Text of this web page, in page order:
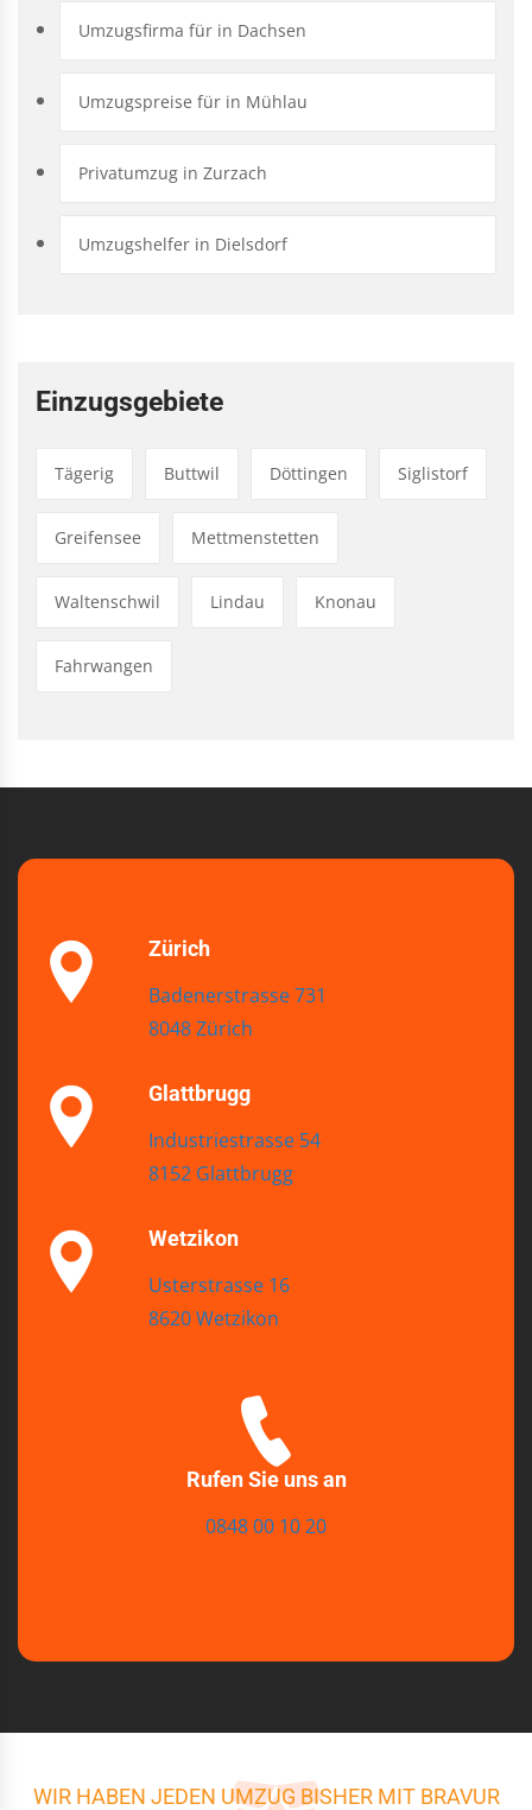
Umzugsfirma für in Dachsen
Umzugspreise für in Mühlau
Privatumzug in Zurzach
Umzugshelfer in Dielsdorf
Einzugsgebiete
Tägerig Buttwil Döttingen Siglistorf
Greifensee Mettmenstetten
Waltenschwil Lindau Knonau
Fahrwangen
Zürich
Badenerstrasse 731
8048 Zürich
Glattbrugg
Industriestrasse 54
8152 Glattbrugg
Wetzikon
Usterstrasse 16
8620 Wetzikon
Rufen Sie uns an
0848 00 10 20
WIR HABEN JEDEN UMZUG BISHER MIT BRAVUR